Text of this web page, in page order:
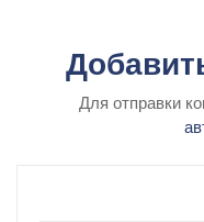
Для отправки